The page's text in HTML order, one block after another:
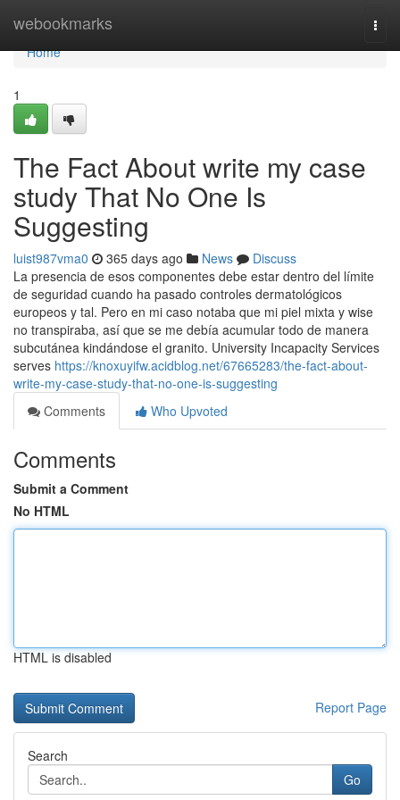
webookmarks
Home
Home
1
The Fact About write my case
study That No One Is
Suggesting
luist987vma0 365 days ago News
Discuss
La presencia de esos componentes debe estar dentro del límite
de seguridad cuando ha pasado controles dermatológicos
europeos y tal. Pero en mi caso notaba que mi piel mixta y wise
no transpiraba, así que se me debía acumular todo de manera
subcutánea kindándose el granito. University Incapacity Services
serves https://knoxuyifw.acidblog.net/67665283/the-fact-about-
write-my-case-study-that-no-one-is-suggesting
Comments
Who Upvoted
Comments
Submit a Comment
No HTML
HTML is disabled
Report Page
Search
Go